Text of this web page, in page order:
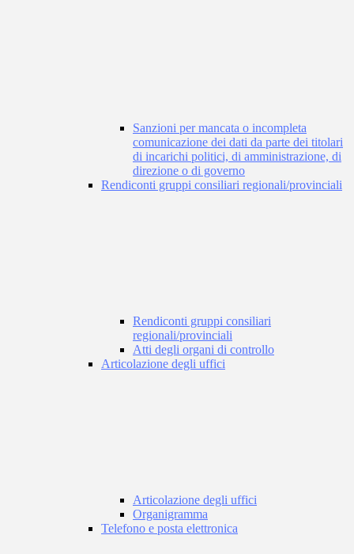
Sanzioni per mancata o incompleta
comunicazione dei dati da parte dei titolari
di incarichi politici, di amministrazione, di
direzione o di governo
Rendiconti gruppi consiliari regionali/provinciali
Rendiconti gruppi consiliari
regionali/provinciali
Atti degli organi di controllo
Articolazione degli uffici
Articolazione degli uffici
Organigramma
Telefono e posta elettronica